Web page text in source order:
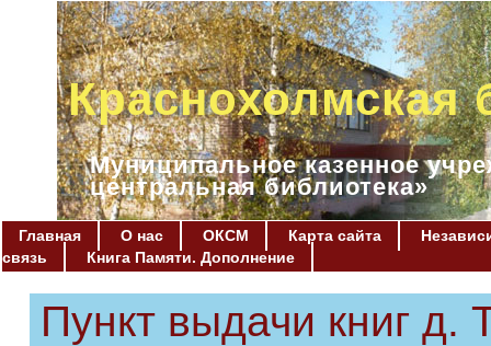
Краснохолмская
Муниципальное казенное
центральная библиотека»
Главная О нас ОКСМ Карта сайта
связь
Книга Памяти. Дополнение
Пункт выдачи книг д.